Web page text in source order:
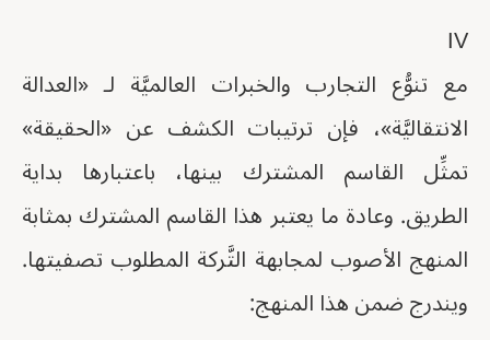
IV
مع تنوُّع التجارب والخبرات العالميَّة لـ «العدالة
الانتقاليَّة»، فإن ترتيبات الكشف عن «الحقيقة»
تمثِّل القاسم المشترك بينها، باعتبارها بداية
الطريق. وعادة ما يعتبر هذا القاسم المشترك بمثابة
المنهج الأصوب لمجابهة التَّركة المطلوب تصفيتها.
ويندرج ضمن هذا المنهج: